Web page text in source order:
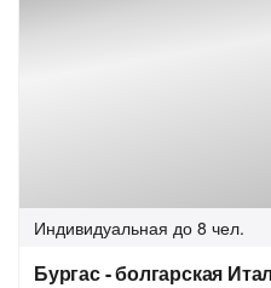
Индивидуальная до 8 чел.
Бургас - болгарская